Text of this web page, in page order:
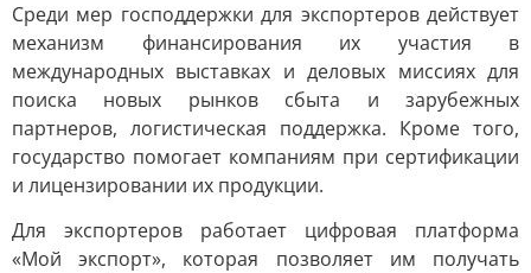
Среди мер господдержки для экспортеров действует
механизм финансирования их участия в
международных выставках и деловых миссиях для
поиска новых рынков сбыта и зарубежных
партнеров, логистическая поддержка. Кроме того,
государство помогает компаниям при сертификации
и лицензировании их продукции.
Для экспортеров работает цифровая платформа
«Мой экспорт», которая позволяет им получать